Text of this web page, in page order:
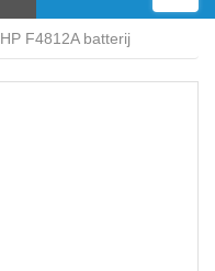
HP F4812A batterij